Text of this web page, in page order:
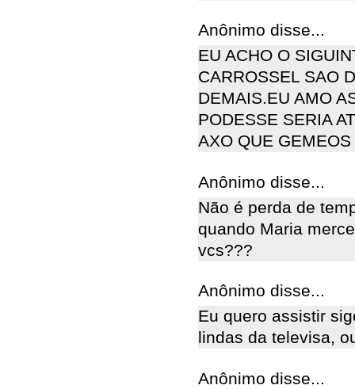
Anônimo disse...
EU ACHO O
CARROSSEL SAO
DEMAIS.EU AMO
PODESSE SERIA
AXO QUE
Anônimo disse...
Não é perda de
quando Maria
vcs???
Anônimo disse...
Eu quero assistir
lindas da televisa,
Anônimo disse...